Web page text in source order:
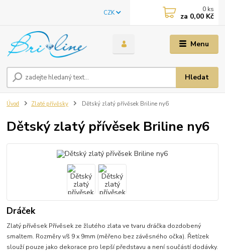
Menu
CZK
Hledat
0 ks
za 0,00 Kč
Úvod Zlaté přívěsky Dětský zlatý přívěsek Briline ny6
Dětský zlatý přívěsek Briline ny6
Dráček
Zlatý přívěsek Přívěsek ze žlutého zlata ve tvaru dráčka dozdobený
smaltem. Rozměry v/š 9 x 9mm (měřeno bez závěsného očka). Řetízek
slouží pouze jako dekorace pro lepší představu a není součástí dodávky.